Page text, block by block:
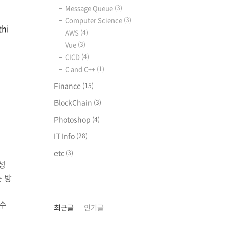
방
Message Queue (3)
Computer Science (3)
AWS (4)
Vue (3)
CICD (4)
C and C++ (1)
Finance (15)
BlockChain (3)
Photoshop (4)
IT Info (28)
etc (3)
최
최근글 인기글